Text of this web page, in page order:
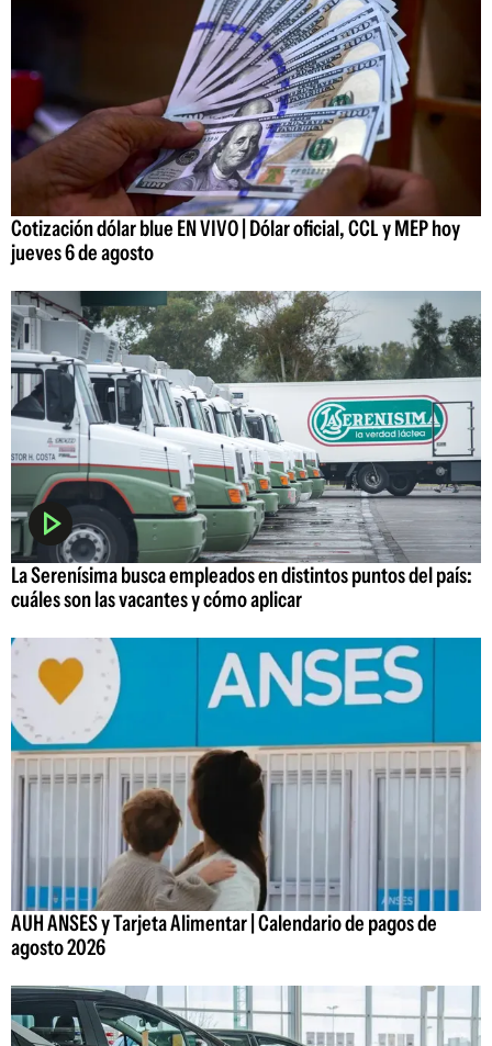
Cotización dólar blue EN VIVO | Dólar oficial, CCL y MEP hoy
jueves 6 de agosto
La Serenísima busca empleados en distintos puntos del país:
cuáles son las vacantes y cómo aplicar
AUH ANSES y Tarjeta Alimentar | Calendario de pagos de
agosto 2026